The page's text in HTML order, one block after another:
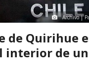
Archivo |
de Quirihue
interior de